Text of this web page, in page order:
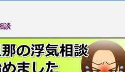
談